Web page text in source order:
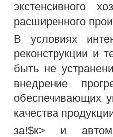
экстенсивного
расширенного
В условиях
реконструкции и
быть не
внедрение
обеспечивающих
качества
за!$к> и